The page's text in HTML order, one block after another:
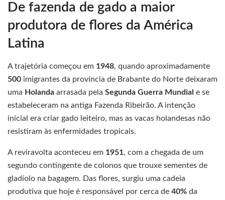
De fazenda de gado a maior
produtora de flores da América
Latina
A trajetória começou em 1948, quando aproximadamente
500 imigrantes da província de Brabante do Norte deixaram
uma Holanda arrasada pela Segunda Guerra Mundial e se
estabeleceram na antiga Fazenda Ribeirão. A intenção
inicial era criar gado leiteiro, mas as vacas holandesas não
resistiram às enfermidades tropicais.
A reviravolta aconteceu em 1951, com a chegada de um
segundo contingente de colonos que trouxe sementes de
gladíolo na bagagem. Das flores, surgiu uma cadeia
produtiva que hoje é responsável por cerca de 40% da